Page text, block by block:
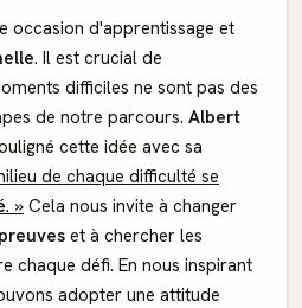
occasion d'apprentissage et
. Il est crucial de
difficiles ne sont pas des
de notre parcours. Albert
cette idée avec sa
de chaque difficulté se
. » Cela nous invite à changer
et à chercher les
chaque défi. En nous inspirant
adopter une attitude